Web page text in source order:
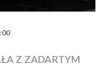
Z ZADARTYM